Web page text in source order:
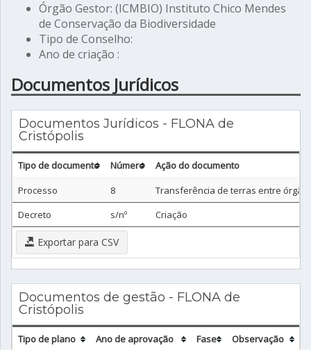
Órgão Gestor: (ICMBIO) Instituto Chico Mendes
de Conservação da Biodiversidade
Tipo de Conselho:
Ano de criação :
Documentos Jurídicos
Documentos Jurídicos - FLONA de
Cristópolis
Tipo de documento Número
Ação do documento
Processo
8
Transferência de terras entre
Decreto
s/nº Criação
Exportar para CSV
Documentos de gestão - FLONA de
Cristópolis
Tipo de plano Ano de aprovação Fase Observação